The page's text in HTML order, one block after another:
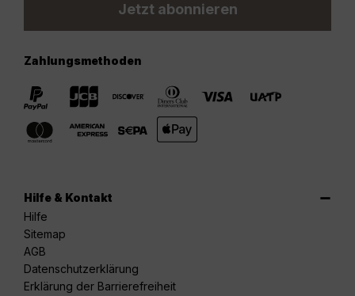
Jetzt abonnieren
Zahlungsmethoden
Hilfe & Kontakt
Hilfe
Sitemap
AGB
Datenschutzerklärung
Erklärung der Barrierefreiheit